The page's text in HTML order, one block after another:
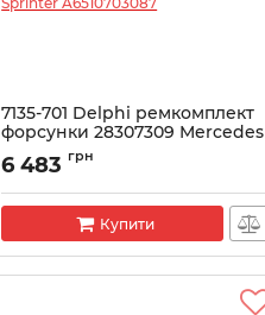
7135-701 Delphi ремкомплект
форсунки 28307309 Mercedes
Sprinter A6510703087
Артикул:
6 483 грн
Купити